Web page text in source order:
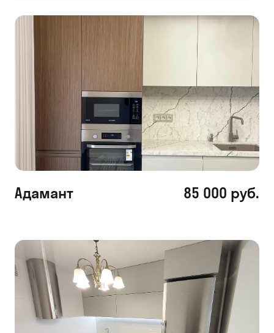
Адамант 85 000 руб.